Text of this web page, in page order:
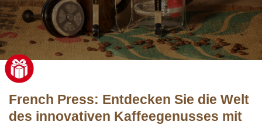
French Press: Entdecken Sie die Welt
des innovativen Kaffeegenusses mit